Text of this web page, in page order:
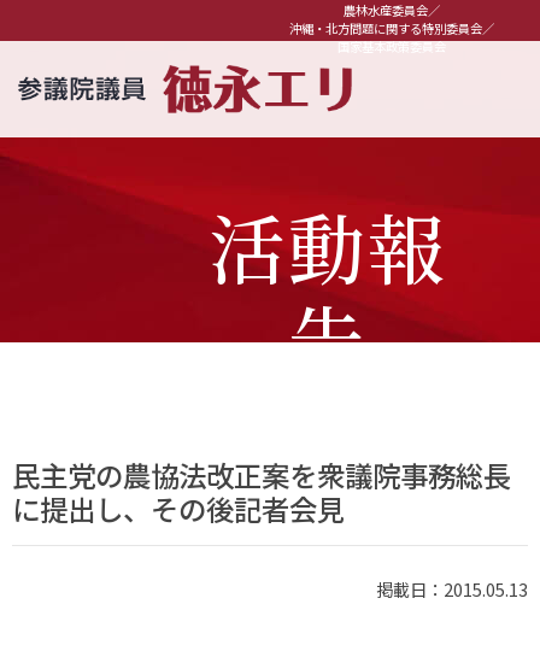
農林水産委員会／
沖縄・北方問題に関する特別委員会／
国家基本政策委員会
活動報
告
民主党の農協法改正案を衆議院事務総長
に提出し、その後記者会見
掲載日：2015.05.13